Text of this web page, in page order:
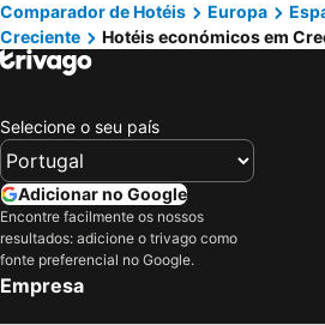
Casa da Corga
Hotel Recanto do Avia
Granxa D Outeiro
Pazo Carballo Hotel
Villa
Balneario De Cortegada
Quinta do Reguengo
Comparador de Hotéis Europa
Creciente
Hotéis económicos em
Selecione o seu país
Adicionar no Google
Encontre facilmente os nossos
resultados: adicione o trivago como
fonte preferencial no Google.
Empresa